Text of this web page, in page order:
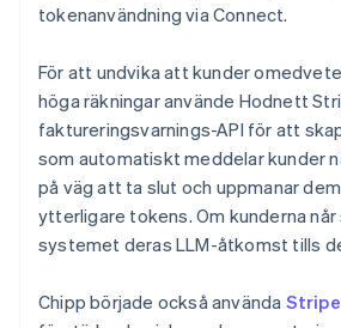
tokenanvändning via Connect.
För att undvika att kunder
höga räkningar använde Hodnett
faktureringsvarnings-API för att
som automatiskt meddelar kunder
på väg att ta slut och uppmanar
ytterligare tokens. Om kunderna
systemet deras LLM-åtkomst tills
Chipp började också använda